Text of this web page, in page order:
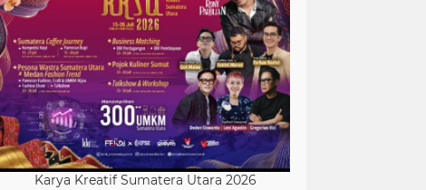
Karya Kreatif Sumatera Utara 2026